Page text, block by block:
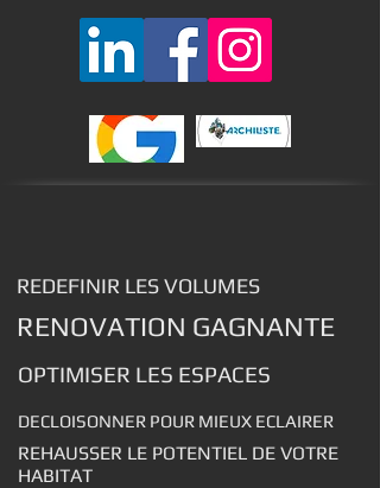
REDEFINIR LES VOLUMES
RENOVATION GAGNANTE
OPTIMISER LES ESPACES
DECLOISONNER POUR MIEUX ECLAIRER
REHAUSSER LE POTENTIEL DE VOTRE
HABITAT